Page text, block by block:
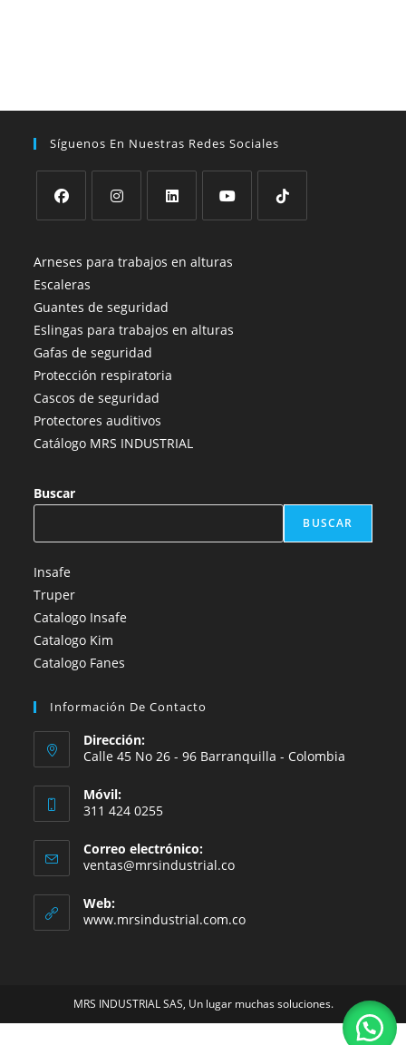
Síguenos En Nuestras Redes Sociales
abre
en
una
nueva
pestaña
abre
una
nueva
pestaña
abre
una
nueva
pestaña
abre
nueva
Arneses para trabajos en alturas
Escaleras
Guantes de seguridad
Eslingas para trabajos en alturas
Gafas de seguridad
Protección respiratoria
Cascos de seguridad
Protectores auditivos
Catálogo MRS INDUSTRIAL
Buscar
BUSCAR
Insafe
Truper
Catalogo Insafe
Catalogo Kim
Catalogo Fanes
Información De Contacto
Dirección:
Calle 45 No 26 - 96 Barranquilla - Colombia
Móvil:
311 424 0255
Correo electrónico:
ventas@mrsindustrial.coSe
tu
aplicación
Web:
www.mrsindustrial.com.co
MRS INDUSTRIAL SAS, Un lugar muchas soluciones.